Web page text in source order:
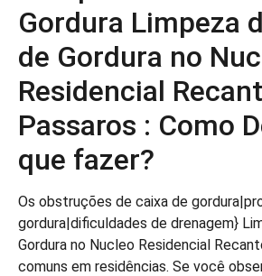
Gordura Limpeza
de Gordura no
Residencial
Passaros : Como
que fazer?
Os obstruções de caixa de
gordura|dificuldades de drenagem}
Gordura no Nucleo Residencial
comuns em residências. Se você